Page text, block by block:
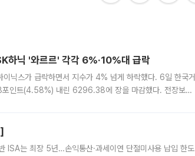
하닉 '와르르' 각각 6%·10%대 급락
닉스가 급락하면서 지수가 4% 넘게 하락했다. 6일 한국거
포인트(4.58%) 내린 6296.38에 장을 마감했다. 전장보다
ISA는 최장 5년…손익통산·과세이연 단절미사용 납입 한도